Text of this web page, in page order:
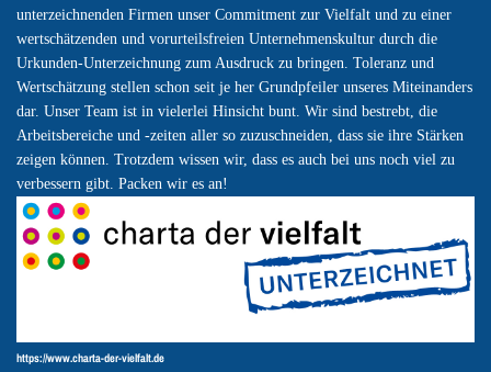
unterzeichnenden Firmen unser Commitment zur Vielfalt und zu einer
wertschätzenden und vorurteilsfreien Unternehmenskultur durch die
Urkunden-Unterzeichnung zum Ausdruck zu bringen. Toleranz und
Wertschätzung stellen schon seit je her Grundpfeiler unseres Miteinanders
dar. Unser Team ist in vielerlei Hinsicht bunt. Wir sind bestrebt, die
Arbeitsbereiche und -zeiten aller so zuzuschneiden, dass sie ihre Stärken
zeigen können. Trotzdem wissen wir, dass es auch bei uns noch viel zu
verbessern gibt. Packen wir es an!
https://www.charta-der-vielfalt.de